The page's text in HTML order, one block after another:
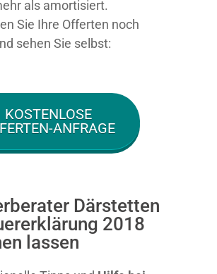
als amortisiert.
Sie Ihre Offerten noch
sehen Sie selbst:
KOSTENLOSE
ANFRAGE
Därstetten
2018
lassen